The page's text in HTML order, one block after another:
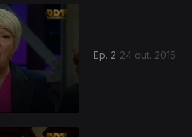
Ep. 2 24 out. 2015